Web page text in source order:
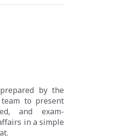
by the
to present
and exam-
in a simple